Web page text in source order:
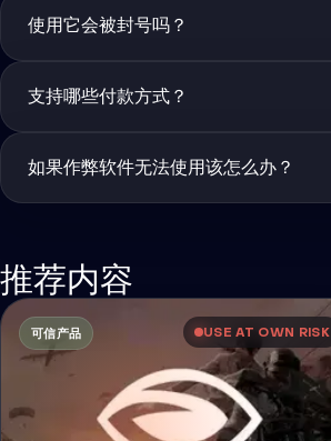
使用它会被封号吗？
支持哪些付款方式？
如果作弊软件无法使用该怎么办？
推荐内容
可信产品 USE AT OWN RISK